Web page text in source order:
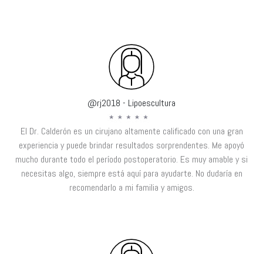
@rj2018 - Lipoescultura
El Dr. Calderón es un cirujano altamente calificado con una gran
experiencia y puede brindar resultados sorprendentes. Me apoyó
mucho durante todo el período postoperatorio. Es muy amable y si
necesitas algo, siempre está aquí para ayudarte. No dudaría en
recomendarlo a mi familia y amigos.